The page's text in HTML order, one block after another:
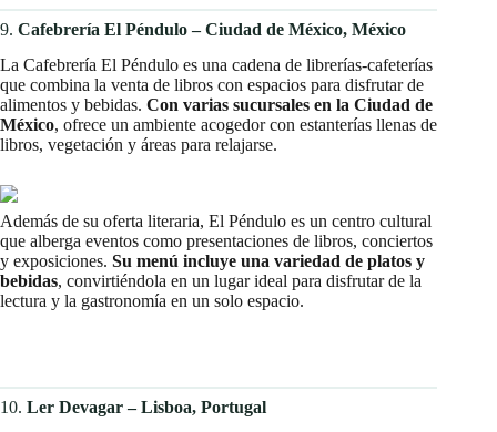
9. Cafebrería El Péndulo – Ciudad de México, México
La Cafebrería El Péndulo es una cadena de librerías-cafeterías
que combina la venta de libros con espacios para disfrutar de
alimentos y bebidas. Con varias sucursales en la Ciudad de
México, ofrece un ambiente acogedor con estanterías llenas de
libros, vegetación y áreas para relajarse. ​
Además de su oferta literaria, El Péndulo es un centro cultural
que alberga eventos como presentaciones de libros, conciertos
y exposiciones. Su menú incluye una variedad de platos y
bebidas, convirtiéndola en un lugar ideal para disfrutar de la
lectura y la gastronomía en un solo espacio. ​
10. Ler Devagar – Lisboa, Portugal